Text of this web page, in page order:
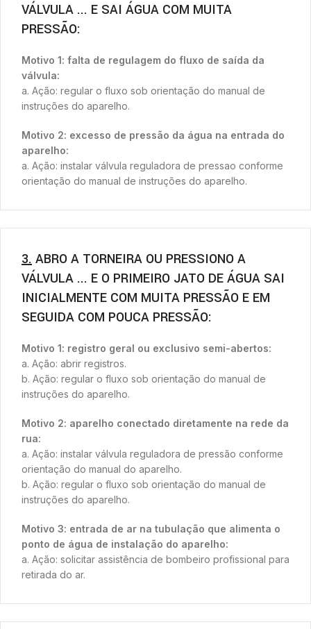
VÁLVULA ... E SAI ÁGUA COM MUITA
PRESSÃO:
Motivo 1: falta de regulagem do fluxo de saída da
válvula:
a. Ação: regular o fluxo sob orientação do manual de
instruções do aparelho.
Motivo 2: excesso de pressão da água na entrada do
aparelho:
a. Ação: instalar válvula reguladora de pressao conforme
orientação do manual de instruções do aparelho.
3. ABRO A TORNEIRA OU PRESSIONO A
VÁLVULA ... E O PRIMEIRO JATO DE ÁGUA SAI
INICIALMENTE COM MUITA PRESSÃO E EM
SEGUIDA COM POUCA PRESSÃO:
Motivo 1: registro geral ou exclusivo semi-abertos:
a. Ação: abrir registros.
b. Ação: regular o fluxo sob orientação do manual de
instruções do aparelho.
Motivo 2: aparelho conectado diretamente na rede da
rua:
a. Ação: instalar válvula reguladora de pressão conforme
orientação do manual do aparelho.
b. Ação: regular o fluxo sob orientação do manual de
instruções do aparelho.
Motivo 3: entrada de ar na tubulação que alimenta o
ponto de água de instalação do aparelho:
a. Ação: solicitar assistência de bombeiro profissional para
retirada do ar.